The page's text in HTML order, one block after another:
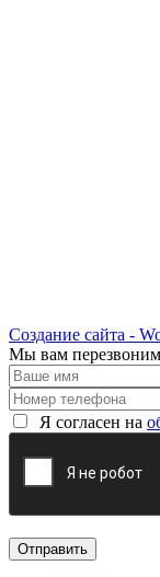
Создание сайта -
Мы вам
Я согласен на